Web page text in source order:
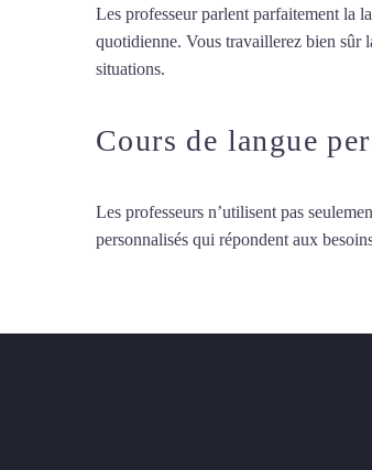
Les professeur parlent parfaitement la
quotidienne. Vous travaillerez bien sûr
situations.
Cours de langue
Les professeurs n’utilisent pas
personnalisés qui répondent aux